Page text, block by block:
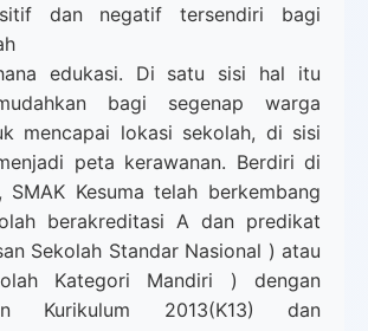
dan negatif tersendiri bagi
edukasi. Di satu sisi hal itu
bagi segenap warga
mencapai lokasi sekolah, di sisi
peta kerawanan. Berdiri di
Kesuma telah berkembang
berakreditasi A dan predikat
Sekolah Standar Nasional ) atau
Kategori Mandiri ) dengan
Kurikulum 2013(K13) dan